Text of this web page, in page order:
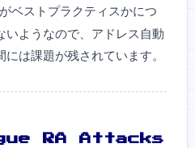
がベストプラクティスかにつ
いようなので、アドレス自動
は課題が残されています。
RA Attacks